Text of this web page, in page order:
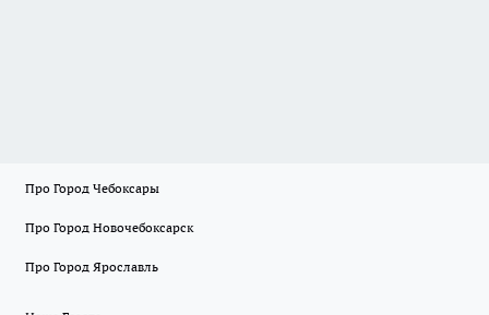
Про Город Чебоксары
Про Город Новочебоксарск
Про Город Ярославль